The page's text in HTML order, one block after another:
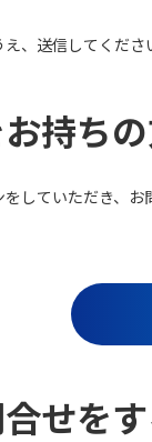
、送信してくださ
持ち
していただき、お
せを